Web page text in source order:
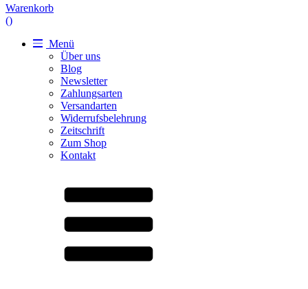
Warenkorb
()
Menü
Über uns
Blog
Newsletter
Zahlungsarten
Versandarten
Widerrufsbelehrung
Zeitschrift
Zum Shop
Kontakt